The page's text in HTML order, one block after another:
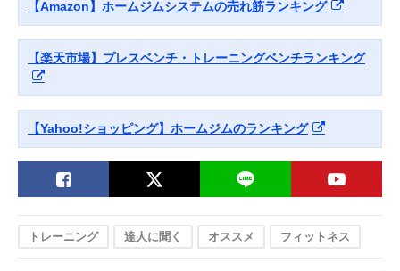
【Amazon】ホームジムシステムの売れ筋ランキング
【楽天市場】プレスベンチ・トレーニングベンチランキング
【Yahoo!ショッピング】ホームジムのランキング
トレーニング 達人に聞く オススメ フィットネス